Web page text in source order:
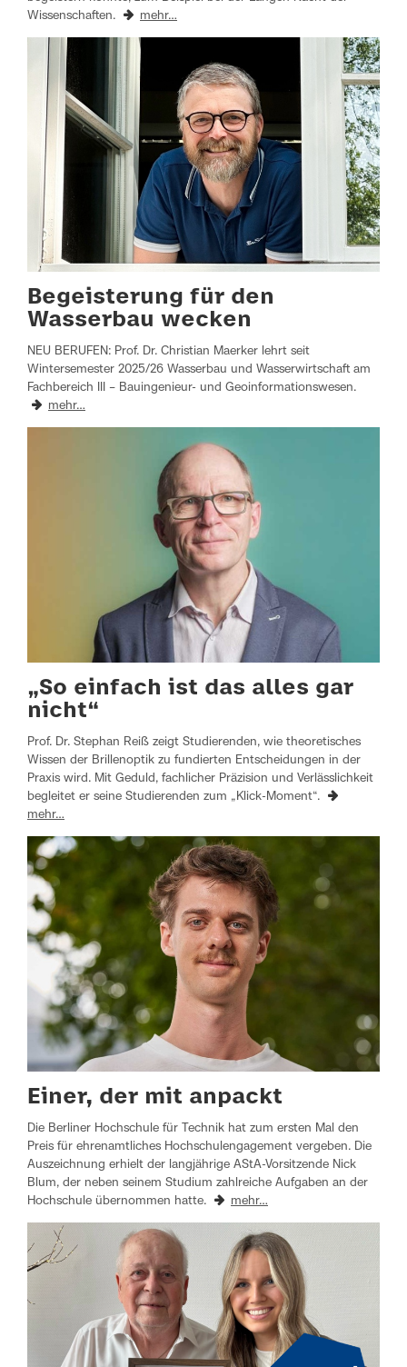
Wissenschaften.
mehr…
Begeisterung für den
Wasserbau wecken
NEU BERUFEN: Prof. Dr. Christian Maerker lehrt seit
Wintersemester 2025/26 Wasserbau und Wasserwirtschaft am
Fachbereich III – Bauingenieur- und Geoinformationswesen.
mehr…
„So einfach ist das alles gar
nicht“
Prof. Dr. Stephan Reiß zeigt Studierenden, wie theoretisches
Wissen der Brillenoptik zu fundierten Entscheidungen in der
Praxis wird. Mit Geduld, fachlicher Präzision und Verlässlichkeit
begleitet er seine Studierenden zum „Klick-Moment“.
mehr…
Einer, der mit anpackt
Die Berliner Hochschule für Technik hat zum ersten Mal den
Preis für ehrenamtliches Hochschulengagement vergeben. Die
Auszeichnung erhielt der langjährige AStA-Vorsitzende Nick
Blum, der neben seinem Studium zahlreiche Aufgaben an der
Hochschule übernommen hatte.
mehr…